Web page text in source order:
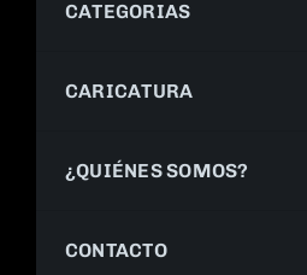
CATEGORIAS
CARICATURA
¿QUIÉNES SOMOS?
CONTACTO